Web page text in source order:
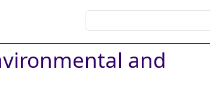
and